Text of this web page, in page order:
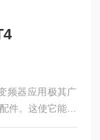
频器应用极其广
件。这使它能给